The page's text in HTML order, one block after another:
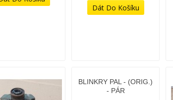
BLINKRY PAL - (ORIG.)
- PÁR